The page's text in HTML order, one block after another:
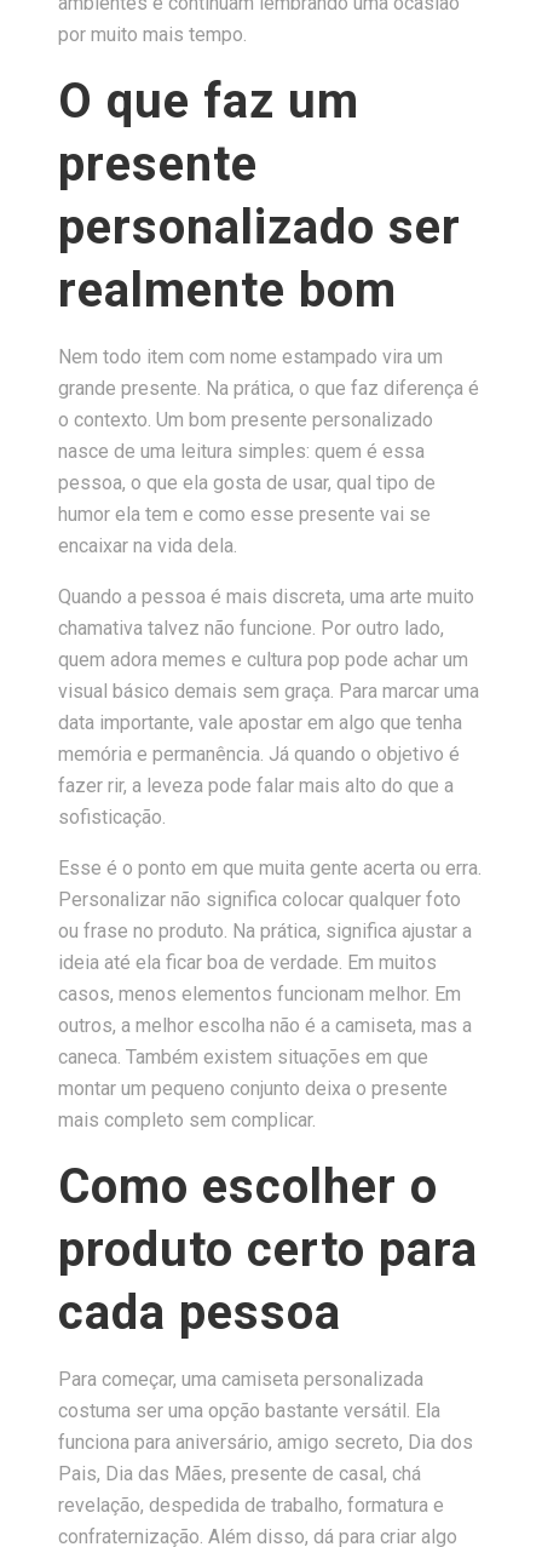
por muito mais tempo.
O que faz um
presente
personalizado ser
realmente bom
Nem todo item com nome estampado vira um
grande presente. Na prática, o que faz diferença é
o contexto. Um bom presente personalizado
nasce de uma leitura simples: quem é essa
pessoa, o que ela gosta de usar, qual tipo de
humor ela tem e como esse presente vai se
encaixar na vida dela.
Quando a pessoa é mais discreta, uma arte muito
chamativa talvez não funcione. Por outro lado,
quem adora memes e cultura pop pode achar um
visual básico demais sem graça. Para marcar uma
data importante, vale apostar em algo que tenha
memória e permanência. Já quando o objetivo é
fazer rir, a leveza pode falar mais alto do que a
sofisticação.
Esse é o ponto em que muita gente acerta ou erra.
Personalizar não significa colocar qualquer foto
ou frase no produto. Na prática, significa ajustar a
ideia até ela ficar boa de verdade. Em muitos
casos, menos elementos funcionam melhor. Em
outros, a melhor escolha não é a camiseta, mas a
caneca. Também existem situações em que
montar um pequeno conjunto deixa o presente
mais completo sem complicar.
Como escolher o
produto certo para
cada pessoa
Para começar, uma camiseta personalizada
costuma ser uma opção bastante versátil. Ela
funciona para aniversário, amigo secreto, Dia dos
Pais, Dia das Mães, presente de casal, chá
revelação, despedida de trabalho, formatura e
confraternização. Além disso, dá para criar algo